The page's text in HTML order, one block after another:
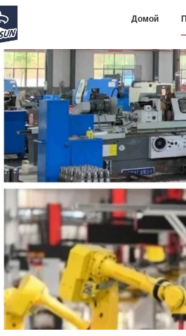
Домой